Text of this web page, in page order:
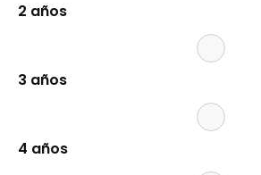
2 años
3 años
4 años